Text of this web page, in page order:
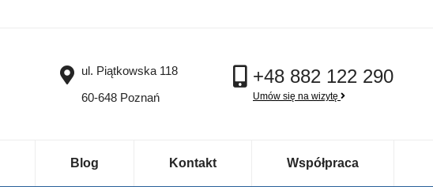
ul. Piątkowska 118
60-648 Poznań
+48 882 122 290
Umów się na wizytę
Blog Kontakt Współpraca